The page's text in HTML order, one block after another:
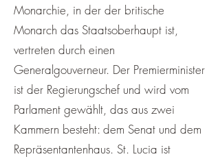
Monarchie, in der der britische
Monarch das Staatsoberhaupt ist,
vertreten durch einen
Generalgouverneur. Der Premierminister
ist der Regierungschef und wird vom
Parlament gewählt, das aus zwei
Kammern besteht: dem Senat und dem
Repräsentantenhaus. St. Lucia ist